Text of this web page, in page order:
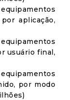
aplicação,
usuário final,
por modo